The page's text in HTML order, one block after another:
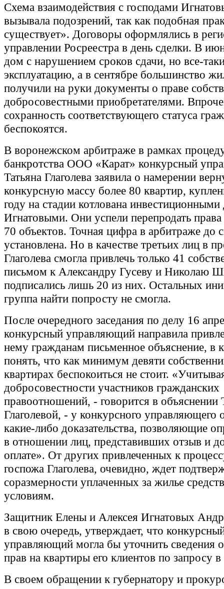
Схема взаимодействия с господами
вызывала подозрений, так как подобная
существует». Договоры оформлялись в
управлении Росреестра в день сделки. В
дом с нарушением сроков сдачи, но все-
эксплуатацию, а в сентябре большинство
получили на руки документы о праве
добросовестными приобретателями.
сохранность соответствующего статуса
беспокоятся.
В воронежском арбитраже в рамках
банкротства ООО «Карат» конкурсный
Татьяна Глаголева заявила о намерении
конкурсную массу более 80 квартир,
году на стадии котлована
Игнатовыми. Они успели перепродать
70 объектов. Точная цифра в арбитраже до
установлена. Но в качестве третьих лиц в
Глаголева смогла привлечь только 41
письмом к Александру Гусеву и Николаю
подписались лишь 20 из них. Остальных
группа найти попросту не смогла.
После очередного заседания по делу 16
конкурсный управляющий направила
нему гражданам письменное объяснение, в
понять, что как минимум девяти
квартирах беспокоиться не стоит.
добросовестности участников гражданских
правоотношений, - говорится в объяснении
Глаголевой, - у конкурсного управляющего
какие-либо доказательства, позволяющие
в отношении лиц, представивших отзыв и
оплате». От других привлеченных к
госпожа Глаголева, очевидно, ждет
соразмерности уплаченных за жилье
условиям.
Защитник Елены и Алексея Игнатовых
в свою очередь, утверждает, что
управляющий могла бы уточнить сведения
прав на квартиры его клиентов по запросу
В своем обращении к губернатору и